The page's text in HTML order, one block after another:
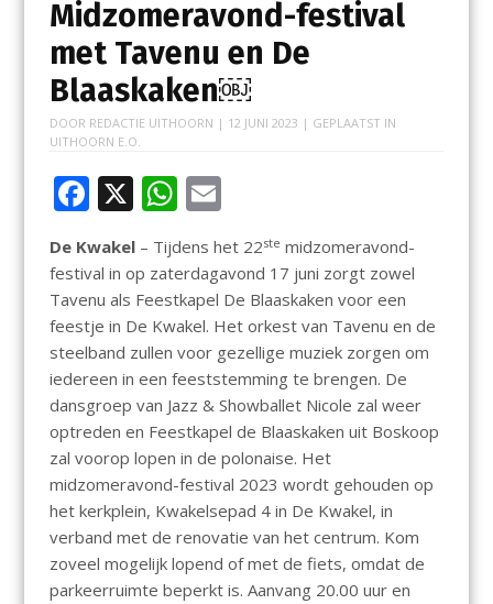
Midzomeravond-festival
met Tavenu en De
Blaaskaken￼
DOOR REDACTIE UITHOORN | 12 JUNI 2023 | GEPLAATST IN
UITHOORN E.O.
F
ac
e
b
o
o
k
X W
h
at
s
A
p
p
E
ai
l
De Kwakel– Tijdens het 22ste midzomeravond-
festival in op zaterdagavond 17 juni zorgt zowel
Tavenu als Feestkapel De Blaaskaken voor een
feestje in De Kwakel. Het orkest van Tavenu en de
steelband zullen voor gezellige muziek zorgen om
iedereen in een feeststemming te brengen. De
dansgroep van Jazz & Showballet Nicole zal weer
optreden en Feestkapel de Blaaskaken uit Boskoop
zal voorop lopen in de polonaise. Het
midzomeravond-festival 2023 wordt gehouden op
het kerkplein, Kwakelsepad 4 in De Kwakel, in
verband met de renovatie van het centrum. Kom
zoveel mogelijk lopend of met de fiets, omdat de
parkeerruimte beperkt is. Aanvang 20.00 uur en